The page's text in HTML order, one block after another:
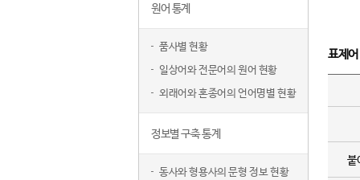
원어 통계
품사별 현황
일상어와 전문어의 원어 현황
외래어와 혼종어의 언어명별 현황
정보별 구축 통계
동사와 형용사의 문형 정보 현황
표제
붙